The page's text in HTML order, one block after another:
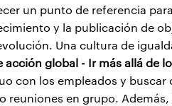
un punto de referencia
y la publicación de
Una cultura de
acción global - Ir más allá de
con los empleados y
reuniones en grupo.